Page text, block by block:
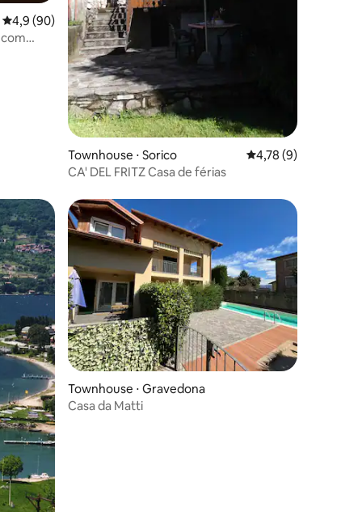
4,9 de uma avaliação média de 5, 90 avaliações
4,9 (90)
Townhouse ⋅ Sorico 4,78 de uma
4,78 (9)
CA' DEL FRITZ Casa de férias
Townhouse ⋅ Gravedona
Casa da Matti